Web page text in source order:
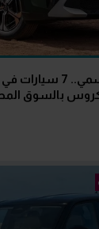
بعد إطلاقها